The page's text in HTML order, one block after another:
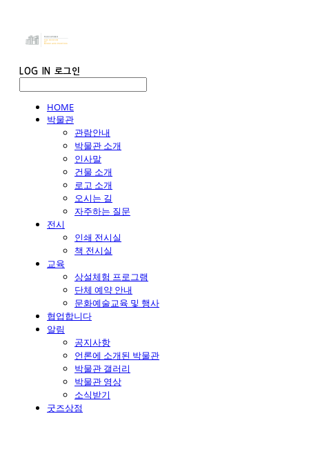
LOG IN 로그인
HOME
박물관
관람안내
박물관 소개
인사말
건물 소개
로고 소개
오시는 길
자주하는 질문
전시
인쇄 전시실
책 전시실
교육
상설체험 프로그램
단체 예약 안내
문화예술교육 및 행사
협업합니다
알림
공지사항
언론에 소개된 박물관
박물관 갤러리
박물관 영상
소식받기
굿즈상점